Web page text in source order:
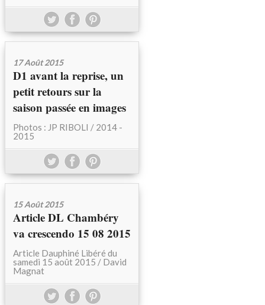
17 Août 2015
D1 avant la reprise, un
petit retours sur la
saison passée en images
Photos : JP RIBOLI / 2014 -
2015
15 Août 2015
Article DL Chambéry
va crescendo 15 08 2015
Article Dauphiné Libéré du
samedi 15 août 2015 / David
Magnat